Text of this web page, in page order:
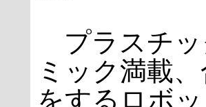
プラスチッ
ミック満載
をするロボ